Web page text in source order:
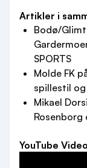
Artikler i
Bodø/
SPORTS
Molde FK
spillestil
Mikael
Rosenborg
YouTube Video